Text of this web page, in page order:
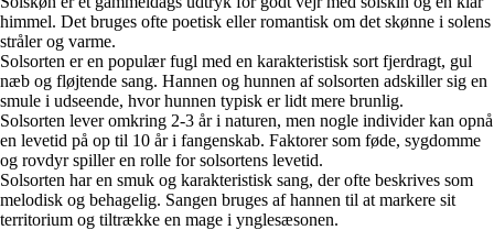
himmel. Det bruges ofte poetisk eller romantisk om det skønne i solens
stråler og varme.
Solsorten er en populær fugl med en karakteristisk sort fjerdragt, gul
næb og fløjtende sang. Hannen og hunnen af solsorten adskiller sig en
smule i udseende, hvor hunnen typisk er lidt mere brunlig.
Solsorten lever omkring 2-3 år i naturen, men nogle individer kan opnå
en levetid på op til 10 år i fangenskab. Faktorer som føde, sygdomme
og rovdyr spiller en rolle for solsortens levetid.
Solsorten har en smuk og karakteristisk sang, der ofte beskrives som
melodisk og behagelig. Sangen bruges af hannen til at markere sit
territorium og tiltrække en mage i ynglesæsonen.